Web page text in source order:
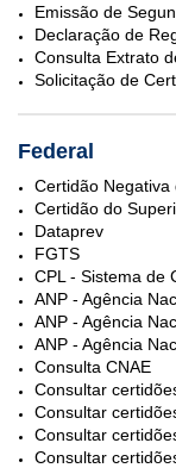
Emissão de
Declaração de
Consulta Extrato
Solicitação de
Federal
Certidão Negativa
Certidão do
Dataprev
FGTS
CPL - Sistema de
ANP - Agência
ANP - Agência
ANP - Agência
Consulta CNAE
Consultar
Consultar
Consultar
Consultar